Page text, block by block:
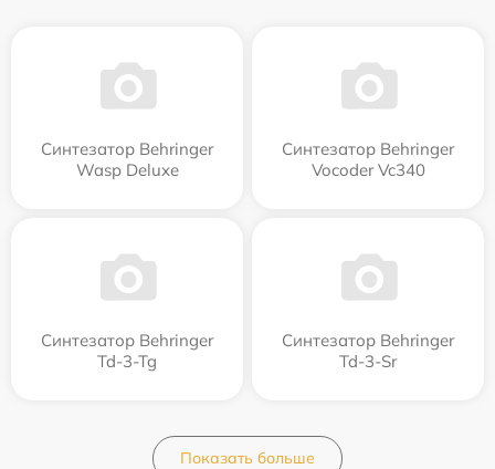
Синтезатор Behringer
Wasp Deluxe
Синтезатор Behringer
Vocoder Vc340
Синтезатор Behringer
Td-3-Tg
Синтезатор Behringer
Td-3-Sr
Показать больше